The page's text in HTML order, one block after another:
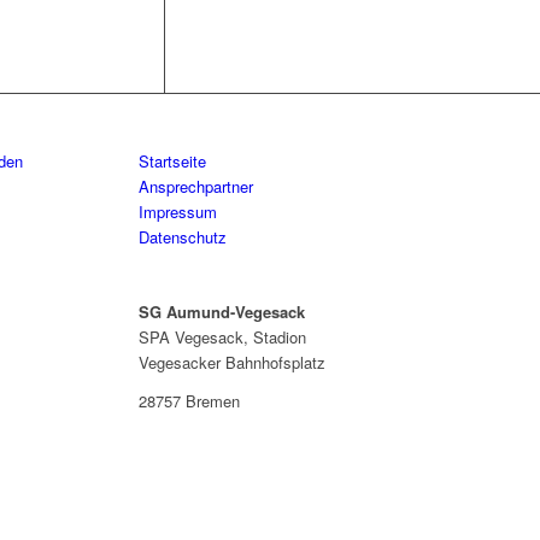
Startseite
Ansprechpartner
Impressum
Datenschutz
SG Aumund-Vegesack
SPA Vegesack, Stadion
Vegesacker Bahnhofsplatz
28757 Bremen